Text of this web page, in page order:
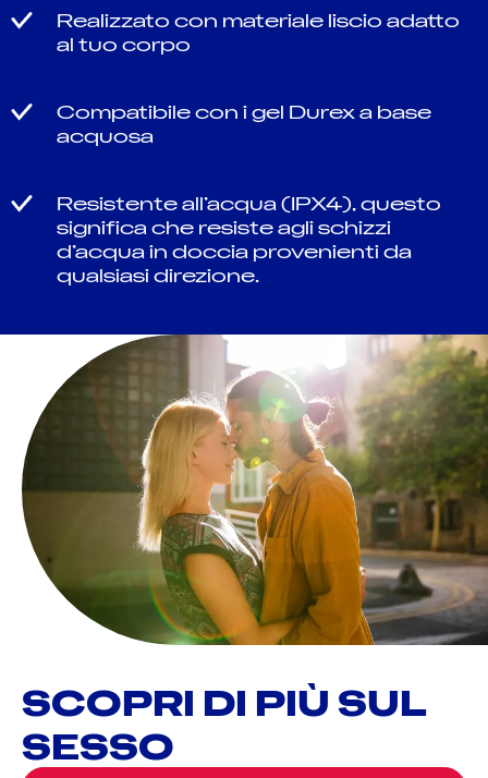
Realizzato con materiale liscio adatto
al tuo corpo
Compatibile con i gel Durex a base
acquosa
Resistente all’acqua (IPX4), questo
significa che resiste agli schizzi
d’acqua in doccia provenienti da
qualsiasi direzione.
SCOPRI DI PIÙ SUL
SESSO